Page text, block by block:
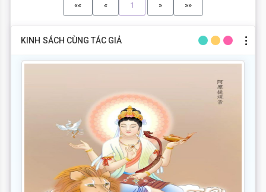
«« « 1 » »»
KINH SÁCH CÙNG TÁC GIẢ